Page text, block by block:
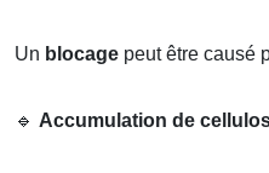
Un blocage peut être causé
🔹 Accumulation de